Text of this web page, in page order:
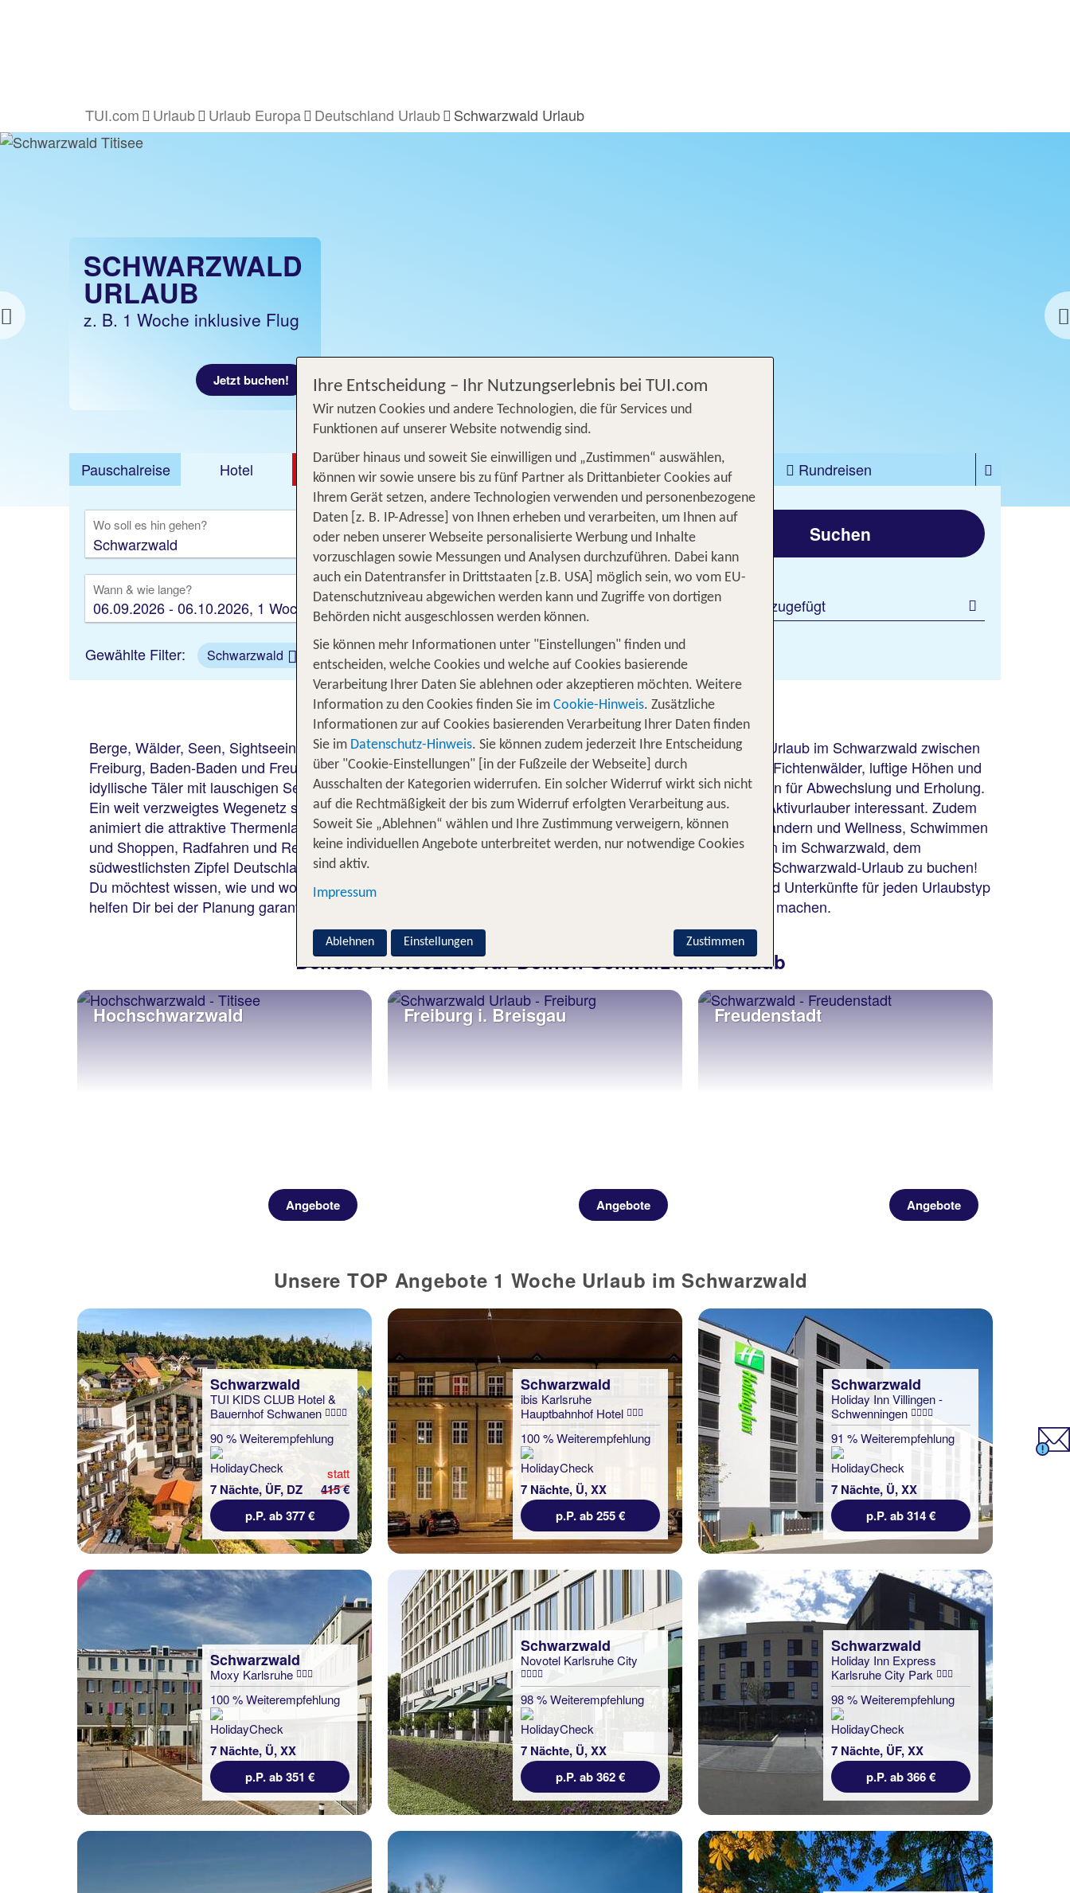
TUI.com Urlaub Urlaub Europa Deutschland Urlaub Schwarzwald Urlaub
Previous
SCHWARZWALD
URLAUB
z.B. 1 Nacht ohne Flug
Jetzt ab 60 €
SCHWARZWALD
URLAUB
z. B. 1 Woche inklusive Flug
Jetzt buchen!
Pauschalreise Hotel DEALS Flug Ferienhaus Mietwagen Kreuzfahrten
Rundreisen
Ausflüge
Camper Privattransfer Zusatzleistungen
Wo soll es hin gehen?
Flug hinzufügen
Wann & wie lange?
06.09.2026 - 06.10.2026, 1 Woche
Wer reist mit?
2 Erwachsene
Suchen
1 Filter hinzugefügt
Gewählte Filter: Schwarzwald
Schwarzwald – Urlaub im grünen Paradies
Berge, Wälder, Seen, Sightseeing und viel Zeit zum Entspannen in herrlicher Landschaft gefällig? Dann ist Urlaub im Schwarzwald zwischen
Freiburg, Baden-Baden und Freudenstadt vielleicht genau Dein Ding: Malerisch gelegene Städtchen, dichte Fichtenwälder, luftige Höhen und
idyllische Täler mit lauschigen Seen, z.B. dem Titisee oder dem Mummelsee, bieten die idealen Bedingungen für Abwechslung und Erholung.
Ein weit verzweigtes Wegenetz sowie gut präparierte Pisten und Loipen machen die Region besonders für Aktivurlauber interessant. Zudem
animiert die attraktive Thermenlandschaft zum Entspannen und Erholen. Im Schwarzwald-Urlaub stehen Wandern und Wellness, Schwimmen
und Shoppen, Radfahren und Restaurants auf dem Tagesprogramm. Du verbindest mit den Urlaubsregionen im Schwarzwald, dem
südwestlichsten Zipfel Deutschlands, bisher nur Kuckucksuhr und Kirschtorte? Höchste Zeit, Deinen ersten Schwarzwald-Urlaub zu buchen!
Du möchtest wissen, wie und wo Du im Schwarzwald günstig Urlaub machen kannst? Unsere Aktivitäten und Unterkünfte für jeden Urlaubstyp
helfen Dir bei der Planung garantiert weiter. Kleiner Tipp: Im Schwarzwald kannst Du auch im Winter Urlaub machen.
Beliebte Reiseziele für Deinen Schwarzwald Urlaub
Hochschwarzwald
Angebote
Freiburg i. Breisgau
Angebote
Freudenstadt
Angebote
Unsere TOP Angebote 1 Woche Urlaub im Schwarzwald
Schwarzwald
TUI KIDS CLUB Hotel &
Bauernhof Schwanen
90 % Weiterempfehlung
7 Nächte, ÜF, DZ
statt
415 €
p.P. ab 377 €
Schwarzwald
ibis Karlsruhe
Hauptbahnhof Hotel
100 % Weiterempfehlung
7 Nächte, Ü, XX
p.P. ab 255 €
Schwarzwald
Holiday Inn Villingen -
Schwenningen
91 % Weiterempfehlung
7 Nächte, Ü, XX
p.P. ab 314 €
Schwarzwald
Moxy Karlsruhe
100 % Weiterempfehlung
7 Nächte, Ü, XX
p.P. ab 351 €
Schwarzwald
Novotel Karlsruhe City
98 % Weiterempfehlung
7 Nächte, Ü, XX
p.P. ab 362 €
Schwarzwald
Holiday Inn Express
Karlsruhe City Park
98 % Weiterempfehlung
7 Nächte, ÜF, XX
p.P. ab 366 €
Ihre Entscheidung – Ihr Nutzungserlebnis bei TUI.com
Wir nutzen Cookies und andere Technologien, die für Services und
Funktionen auf unserer Website notwendig sind.
Darüber hinaus und soweit Sie einwilligen und „Zustimmen“ auswählen,
können wir sowie unsere bis zu fünf Partner als Drittanbieter Cookies auf
Ihrem Gerät setzen, andere Technologien verwenden und personenbezogene
Daten [z. B. IP-Adresse] von Ihnen erheben und verarbeiten, um Ihnen auf
oder neben unserer Webseite personalisierte Werbung und Inhalte
vorzuschlagen sowie Messungen und Analysen durchzuführen. Dabei kann
auch ein Datentransfer in Drittstaaten [z.B. USA] möglich sein, wo vom EU-
Datenschutzniveau abgewichen werden kann und Zugriffe von dortigen
Behörden nicht ausgeschlossen werden können.
Sie können mehr Informationen unter "Einstellungen" finden und
entscheiden, welche Cookies und welche auf Cookies basierende
Verarbeitung Ihrer Daten Sie ablehnen oder akzeptieren möchten. Weitere
Information zu den Cookies finden Sie im Cookie-Hinweis. Zusätzliche
Informationen zur auf Cookies basierenden Verarbeitung Ihrer Daten finden
Sie im Datenschutz-Hinweis. Sie können zudem jederzeit Ihre Entscheidung
über "Cookie-Einstellungen" [in der Fußzeile der Webseite] durch
Ausschalten der Kategorien widerrufen. Ein solcher Widerruf wirkt sich nicht
auf die Rechtmäßigkeit der bis zum Widerruf erfolgten Verarbeitung aus.
Soweit Sie „Ablehnen“ wählen und Ihre Zustimmung verweigern, können
keine individuellen Angebote unterbreitet werden, nur notwendige Cookies
sind aktiv.
Impressum
Zustimmen
Ablehnen Einstellungen